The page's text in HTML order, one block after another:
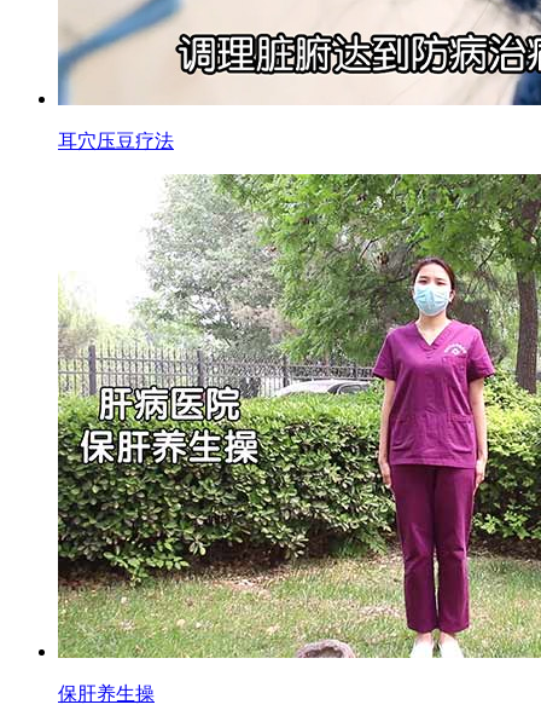
耳穴压豆疗法
保肝养生操